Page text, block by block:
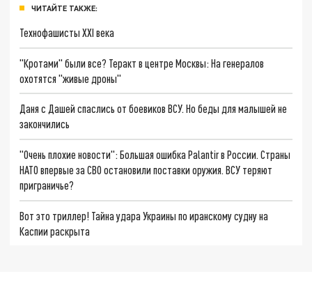
ЧИТАЙТЕ ТАКЖЕ:
Технофашисты XXI века
"Кротами" были все? Теракт в центре Москвы: На генералов
охотятся "живые дроны"
Даня с Дашей спаслись от боевиков ВСУ. Но беды для малышей не
закончились
"Очень плохие новости": Большая ошибка Palantir в России. Страны
НАТО впервые за СВО остановили поставки оружия. ВСУ теряют
приграничье?
Вот это триллер! Тайна удара Украины по иранскому судну на
Каспии раскрыта